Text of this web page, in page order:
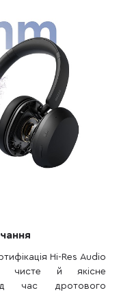
Hi-Res Audio
чисте й якісне
час дротового